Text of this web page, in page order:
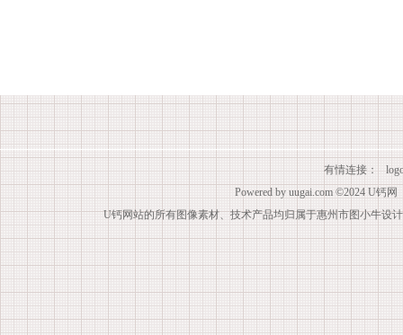
有情连接：
Powered by uugai.com ©2024 U钙网
U钙网站的所有图像素材、技术产品均归属于惠州市图小牛设